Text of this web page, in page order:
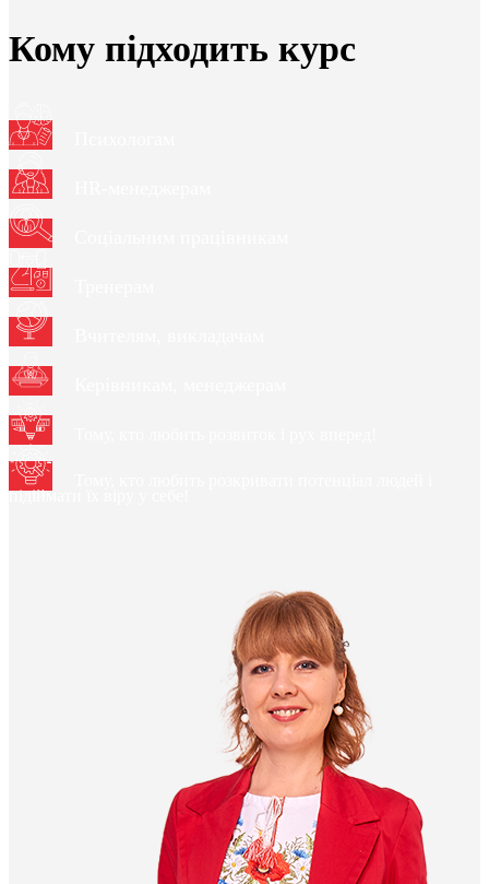
Кому підходить курс
підіймати їх віру у себе!